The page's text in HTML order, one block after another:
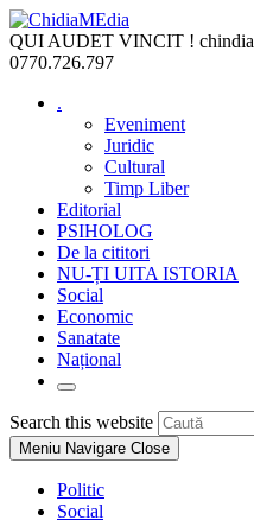
Skip
to
content
QUI AUDET VINCIT !
0770.726.797
.
Eveniment
Juridic
Cultural
Timp Liber
Editorial
PSIHOLOG
De la cititori
NU-ȚI UITA ISTORIA
Social
Economic
Sanatate
Național
Toggle
website
search
Search this website
Meniu Navigare Close
Politic
Social